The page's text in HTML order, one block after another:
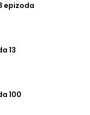
epizoda
13
100